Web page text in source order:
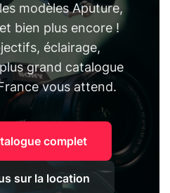
modèles Aputure,
bien plus encore !
éclairage,
grand catalogue
vous attend.
complet
sur la location